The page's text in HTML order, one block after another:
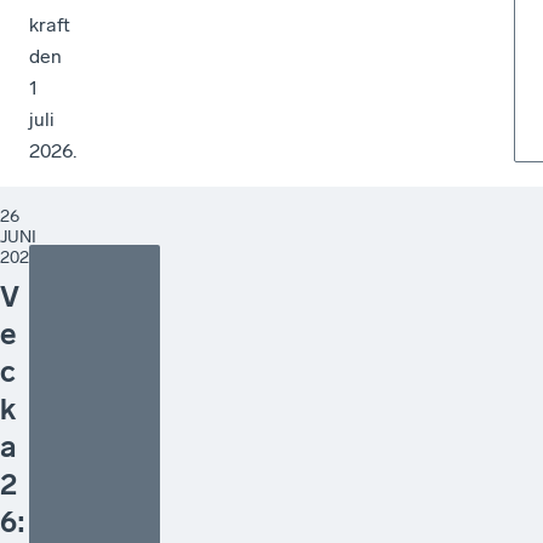
kraft
den
1
juli
2026.
26
JUNI
2026
V
e
c
k
a
2
6: